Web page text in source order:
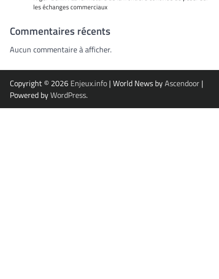
les échanges commerciaux
Commentaires récents
Aucun commentaire à afficher.
Copyright © 2026 Enjeux.info | World News byAscendoor |
Powered byWordPress.